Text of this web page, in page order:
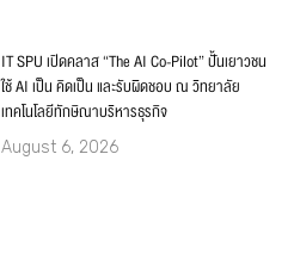
IT SPU เปิดคลาส “The AI Co-Pilot” ปั้นเยาวชน
ใช้ AI เป็น คิดเป็น และรับผิดชอบ ณ วิทยาลัย
เทคโนโลยีทักษิณาบริหารธุรกิจ
August 6, 2026